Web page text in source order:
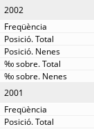
2002
2001